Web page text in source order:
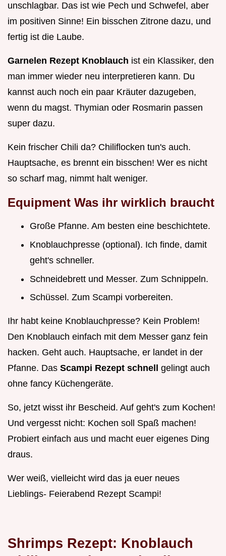
unschlagbar. Das ist wie Pech und Schwefel, aber
im positiven Sinne! Ein bisschen Zitrone dazu, und
fertig ist die Laube.
Garnelen Rezept Knoblauch ist ein Klassiker, den
man immer wieder neu interpretieren kann. Du
kannst auch noch ein paar Kräuter dazugeben,
wenn du magst. Thymian oder Rosmarin passen
super dazu.
Kein frischer Chili da? Chiliflocken tun's auch.
Hauptsache, es brennt ein bisschen! Wer es nicht
so scharf mag, nimmt halt weniger.
Equipment Was ihr wirklich braucht
Große Pfanne. Am besten eine beschichtete.
Knoblauchpresse (optional). Ich finde, damit
geht's schneller.
Schneidebrett und Messer. Zum Schnippeln.
Schüssel. Zum Scampi vorbereiten.
Ihr habt keine Knoblauchpresse? Kein Problem!
Den Knoblauch einfach mit dem Messer ganz fein
hacken. Geht auch. Hauptsache, er landet in der
Pfanne. Das Scampi Rezept schnell gelingt auch
ohne fancy Küchengeräte.
So, jetzt wisst ihr Bescheid. Auf geht's zum Kochen!
Und vergesst nicht: Kochen soll Spaß machen!
Probiert einfach aus und macht euer eigenes Ding
draus.
Wer weiß, vielleicht wird das ja euer neues
Lieblings- Feierabend Rezept Scampi!
Shrimps Rezept: Knoblauch